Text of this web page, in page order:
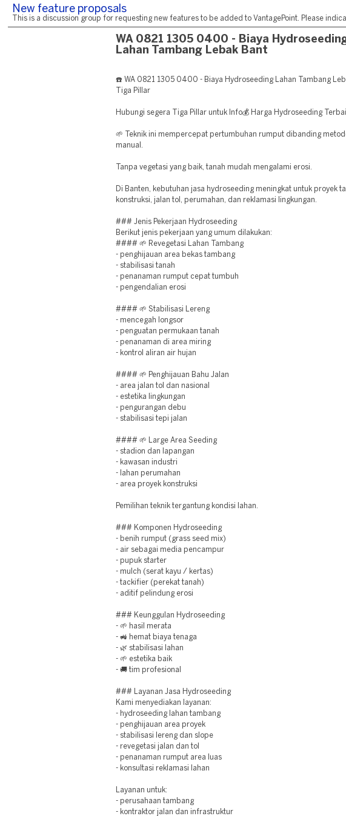
New feature proposals
This is a discussion group for requesting new features to be added to VantagePoint. Please
WA 0821 1305 0400 - Biaya
Lahan Tambang Lebak Bant
☎️ WA 0821 1305 0400 - Biaya Hydroseeding Lahan Tambang
Tiga Pillar
Hubungi segera Tiga Pillar untuk Info💰 Harga Hydroseeding
🌱 Teknik ini mempercepat pertumbuhan rumput dibanding
manual.
Tanpa vegetasi yang baik, tanah mudah mengalami erosi.
Di Banten, kebutuhan jasa hydroseeding meningkat untuk proyek
konstruksi, jalan tol, perumahan, dan reklamasi lingkungan.
### Jenis Pekerjaan Hydroseeding
Berikut jenis pekerjaan yang umum dilakukan:
#### 🌱 Revegetasi Lahan Tambang
- penghijauan area bekas tambang
- stabilisasi tanah
- penanaman rumput cepat tumbuh
- pengendalian erosi
#### 🌱 Stabilisasi Lereng
- mencegah longsor
- penguatan permukaan tanah
- penanaman di area miring
- kontrol aliran air hujan
#### 🌱 Penghijauan Bahu Jalan
- area jalan tol dan nasional
- estetika lingkungan
- pengurangan debu
- stabilisasi tepi jalan
#### 🌱 Large Area Seeding
- stadion dan lapangan
- kawasan industri
- lahan perumahan
- area proyek konstruksi
Pemilihan teknik tergantung kondisi lahan.
### Komponen Hydroseeding
- benih rumput (grass seed mix)
- air sebagai media pencampur
- pupuk starter
- mulch (serat kayu / kertas)
- tackifier (perekat tanah)
- aditif pelindung erosi
### Keunggulan Hydroseeding
- 🌱 hasil merata
- 🚜 hemat biaya tenaga
- 🌿 stabilisasi lahan
- 🌱 estetika baik
- 🚚 tim profesional
### Layanan Jasa Hydroseeding
Kami menyediakan layanan:
- hydroseeding lahan tambang
- penghijauan area proyek
- stabilisasi lereng dan slope
- revegetasi jalan dan tol
- penanaman rumput area luas
- konsultasi reklamasi lahan
Layanan untuk:
- perusahaan tambang
- kontraktor jalan dan infrastruktur